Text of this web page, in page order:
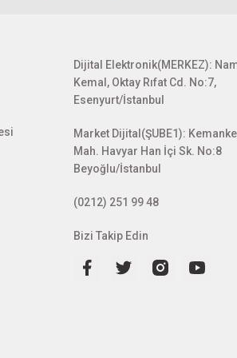
Dijital Elektronik(MERKEZ):
Kemal, Oktay Rıfat Cd. No:7,
Esenyurt/İstanbul
Market Dijital(ŞUBE1):
Mah. Havyar Han İçi Sk. No:8
Beyoğlu/İstanbul
(0212) 251 99 48
Bizi Takip Edin